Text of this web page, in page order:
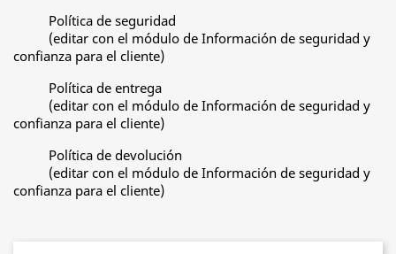
Política de seguridad
(editar con el módulo de Información de seguridad y
confianza para el cliente)
Política de entrega
(editar con el módulo de Información de seguridad y
confianza para el cliente)
Política de devolución
(editar con el módulo de Información de seguridad y
confianza para el cliente)